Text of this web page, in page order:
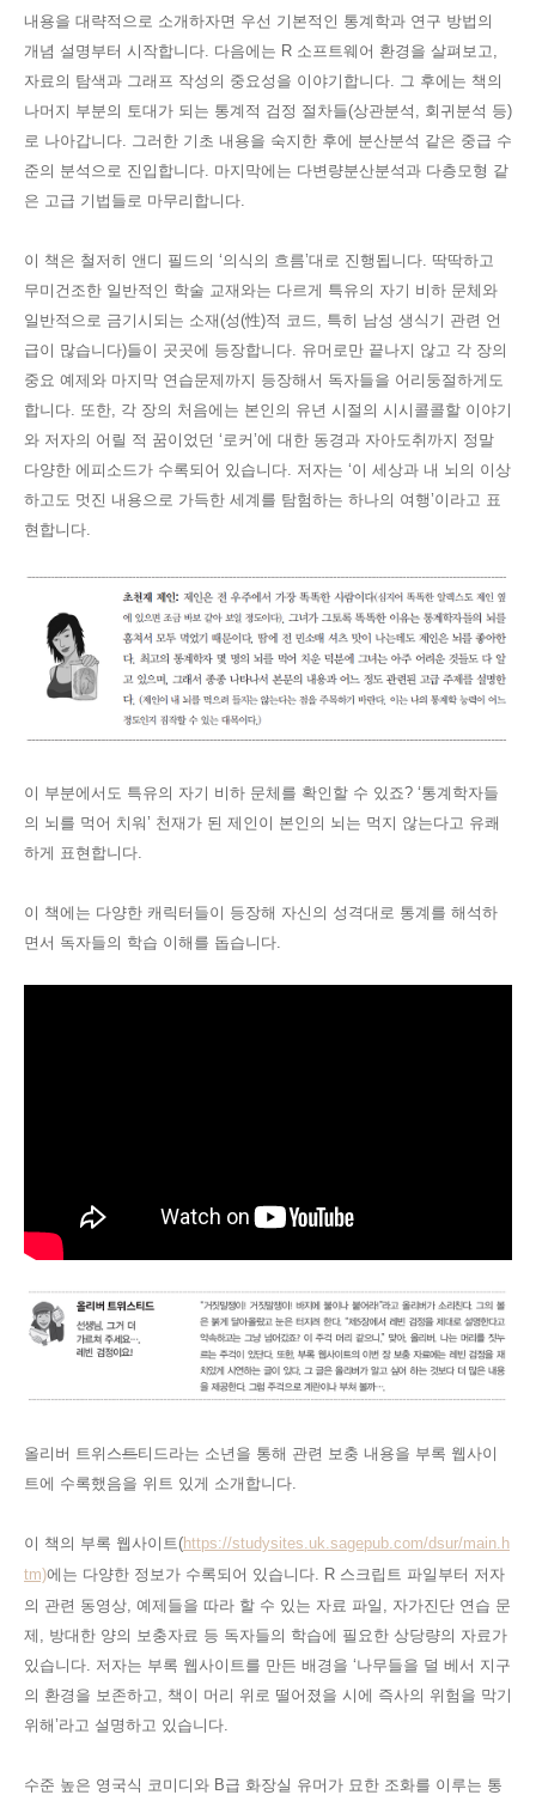
내용을 대략적으로 소개하자면 우선 기본적인 통계학과 연구 방법의
개념 설명부터 시작합니다. 다음에는 R 소프트웨어 환경을 살펴보고,
자료의 탐색과 그래프 작성의 중요성을 이야기합니다. 그 후에는 책의
나머지 부분의 토대가 되는 통계적 검정 절차들(상관분석 , 회귀분석 등)
로 나아갑니다. 그러한 기초 내용을 숙지한 후에 분산분석 같은 중급 수
준의 분석으로 진입합니다. 마지막에는 다변량분산분석과 다층모형 같
은 고급 기법들로 마무리합니다.
이 책은 철저히 앤디 필드의 ‘의식의 흐름’대로 진행됩니다. 딱딱하고
무미건조한 일반적인 학술 교재와는 다르게 특유의 자기 비하 문체와
일반적으로 금기시되는 소재(성(性)적 코드, 특히 남성 생식기 관련 언
급이 많습니다)들이 곳곳에 등장합니다. 유머로만 끝나지 않고 각 장의
중요 예제와 마지막 연습문제까지 등장해서 독자들을 어리둥절하게도
합니다. 또한, 각 장의 처음에는 본인의 유년 시절의 시시콜콜할 이야기
와 저자의 어릴 적 꿈이었던 ‘로커’에 대한 동경과 자아도취까지 정말
다양한 에피소드가 수록되어 있습니다. 저자는 ‘이 세상과 내 뇌의 이상
하고도 멋진 내용으로 가득한 세계를 탐험하는 하나의 여행’이라고 표
현합니다.
이 부분에서도 특유의 자기 비하 문체를 확인할 수 있죠? ‘통계학자들
의 뇌를 먹어 치워’ 천재가 된 제인이 본인의 뇌는 먹지 않는다고 유쾌
하게 표현합니다
이 책에는 다양한 캐릭터들이 등장해 자신의 성격대로 통계를 해석하
면서 독자들의 학습 이해를 돕습니다
올리버 트위스트티드라는 소년을 통해 관련 보충 내용을 부록 웹사이
트에 수록했음을 위트 있게 소개합니다
이 책의 부록 웹사이트(https://studysites.uk.sagepub.com/dsur/main.h
tm)에는 다양한 정보가 수록되어 있습니다 . R 스크립트 파일부터 저자
의 관련 동영상 예제들을 따라 할 수 있는 자료 파일
자가진단 연습 문
제
방대한 양의 보충자료 등 독자들의 학습에 필요한 상당량의 자료가
있습니다 저자는 부록 웹사이트를 만든 배경을 ‘나무들을 덜 베서 지구
의 환경을 보존하고
책이 머리 위로 떨어졌을 시에 즉사의 위험을 막기
위해’라고 설명하고 있습니다
수준 높은 영국식 코미디와 B급 화장실 유머가 묘한 조화를 이루는 통